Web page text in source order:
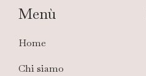
Menù
Home
Chi siamo